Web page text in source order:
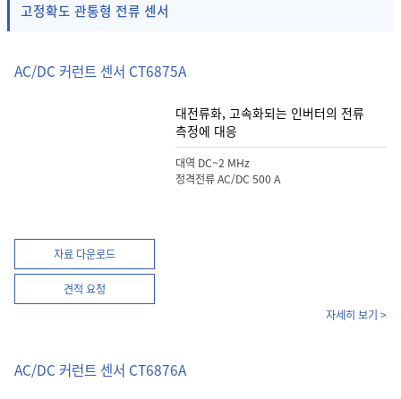
고정확도 관통형 전류 센서
AC/DC 커런트 센서 CT6875A
자료 다운로드
견적 요청
대전류화, 고속화되는 인버터의 전류
측정에 대응
대역 DC~2 MHz
정격전류 AC/DC 500 A
자세히 보기 >
AC/DC 커런트 센서 CT6876A